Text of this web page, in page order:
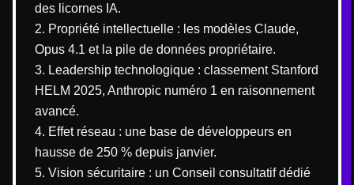
des licornes IA.
Propriété intellectuelle : les modèles Claude,
Opus 4.1 et la pile de données propriétaire.
Leadership technologique : classement Stanford
HELM 2025, Anthropic numéro 1 en raisonnement
avancé.
Effet réseau : une base de développeurs en
hausse de 250 % depuis janvier.
Vision sécuritaire : un Conseil consultatif dédié